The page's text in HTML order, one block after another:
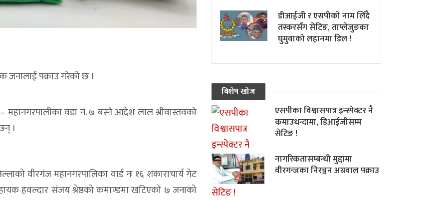
जनालाई पक्राउ गरेको छ ।
– महानगरपालीका वडा नं. ७ बस्ने आदेश लाल श्रीवास्तवको
।
वीरगंज महानगरपालिका वार्ड नः १६ शंकाराचार्य गेट
हवल्दार संजय श्रेष्ठको कमाण्डमा खटिएको ७ जनाको
डीआईजी र एसपीको नाम लिँदै
तस्करसँग सेटिङ, ताप्लेजुङका
घुमुवाको लहानमा डिल !
विशेष खोज
एसपीका विश्वासपात्र इन्स्पेक्टर नै
कमाउधन्दामा, डिआईजीसम्म
सेटिङ !
नागरिकतासम्बन्धी मुद्दामा
वीरगन्जका निरञ्जन अग्रवाल पक्राउ